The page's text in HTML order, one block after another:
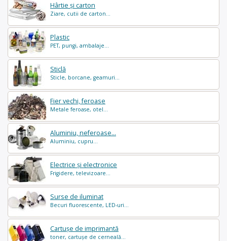
Hârtie și carton
Ziare, cutii de carton...
Plastic
PET, pungi, ambalaje...
Sticlă
Sticle, borcane, geamuri...
Fier vechi, feroase
Metale feroase, otel...
Aluminiu, neferoase...
Aluminiu, cupru...
Electrice și electronice
Frigidere, televizoare...
Surse de iluminat
Becuri fluorescente, LED-uri...
Cartușe de imprimantă
toner, cartușe de cerneală...